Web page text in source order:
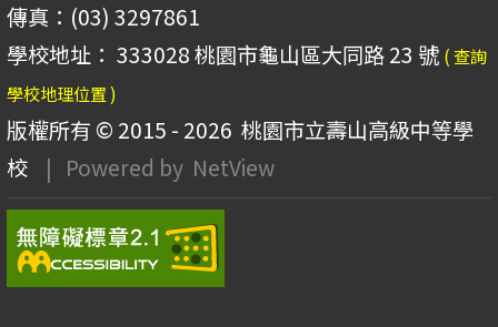
傳真：(03) 3297861
學校地址： 333028 桃園市龜山區大同路 23 號 ( 查詢
學校地理位置 )
版權所有 © 2015 - 2026 桃園市立壽山高級中等學
校
| Powered by NetView